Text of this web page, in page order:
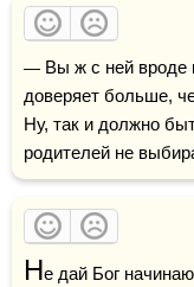
— Вы ж с ней
доверяет больше,
Ну, так и должно
родителей не
Н